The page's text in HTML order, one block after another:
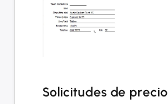
Solicitudes de precio